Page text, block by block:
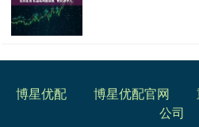
博星优配 博星优配官网
公司